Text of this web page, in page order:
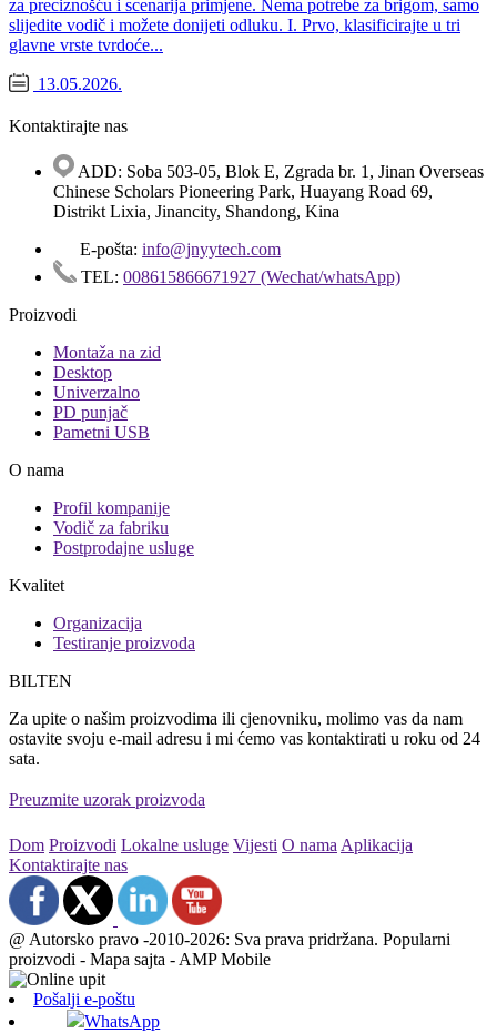
za preciznošću i scenarija primjene. Nema potrebe za brigom, samo
slijedite vodič i možete donijeti odluku. I. Prvo, klasificirajte u tri
glavne vrste tvrdoće...
13.05.2026.
Kontaktirajte nas
ADD: Soba 503-05, Blok E, Zgrada br. 1, Jinan Overseas
Chinese Scholars Pioneering Park, Huayang Road 69,
Distrikt Lixia, Jinancity, Shandong, Kina
E-pošta: info@jnyytech.com
TEL: 008615866671927 (Wechat/whatsApp)
Proizvodi
Montaža na zid
Desktop
Univerzalno
PD punjač
Pametni USB
O nama
Profil kompanije
Vodič za fabriku
Postprodajne usluge
Kvalitet
Organizacija
Testiranje proizvoda
BILTEN
Za upite o našim proizvodima ili cjenovniku, molimo vas da nam
ostavite svoju e-mail adresu i mi ćemo vas kontaktirati u roku od 24
sata.
Preuzmite uzorak proizvoda
Dom Proizvodi Lokalne usluge Vijesti O nama Aplikacija
Kontaktirajte nas
@ Autorsko pravo -2010-2026: Sva prava pridržana. Popularni
proizvodi - Mapa sajta - AMP Mobile
Pošalji e-poštu
WhatsApp